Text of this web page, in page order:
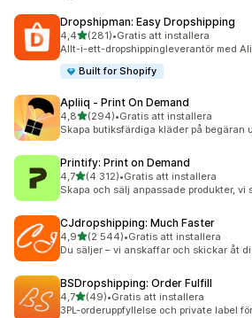
Dropshipman: Easy Dropshipping
4,4av 5 stjärnor
(281)
281 recensioner totalt
•Gratis att installera
Allt-i-ett-dropshippingleverantör med
Built for Shopify
Apliiq ‑ Print On Demand
4,8av 5 stjärnor
(294)
294 recensioner totalt
•Gratis att installera
Skapa butiksfärdiga kläder på begäran
Printify: Print on Demand
4,7av 5 stjärnor
(4 312)
4312 recensioner totalt
•Gratis att installera
Skapa och sälj anpassade produkter, vi
CJdropshipping: Much Faster
4,9av 5 stjärnor
(2 544)
2544 recensioner totalt
•Gratis att installera
Du säljer – vi anskaffar och skickar åt
BSDropshipping: Order Fulfill
4,7av 5 stjärnor
(49)
49 recensioner totalt
•Gratis att installera
3PL-orderuppfyllelse och private label